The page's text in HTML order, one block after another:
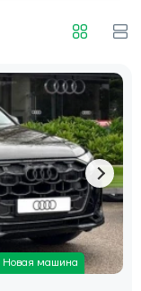
Новая машина